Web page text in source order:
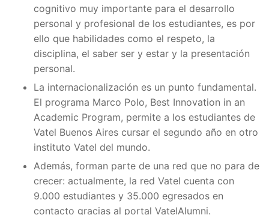
cognitivo muy importante para el desarrollo
personal y profesional de los estudiantes, es por
ello que habilidades como el respeto, la
disciplina, el saber ser y estar y la presentación
personal.
La internacionalización es un punto fundamental.
El programa Marco Polo, Best Innovation in an
Academic Program, permite a los estudiantes de
Vatel Buenos Aires cursar el segundo año en otro
instituto Vatel del mundo.
Además, forman parte de una red que no para de
crecer: actualmente, la red Vatel cuenta con
9.000 estudiantes y 35.000 egresados en
contacto gracias al portal VatelAlumni.